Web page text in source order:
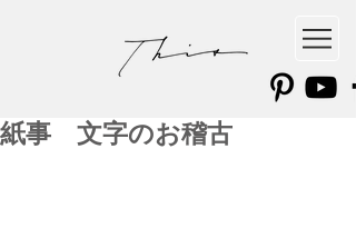
紙事 文字のお稽古